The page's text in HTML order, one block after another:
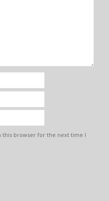
this browser for the next time I